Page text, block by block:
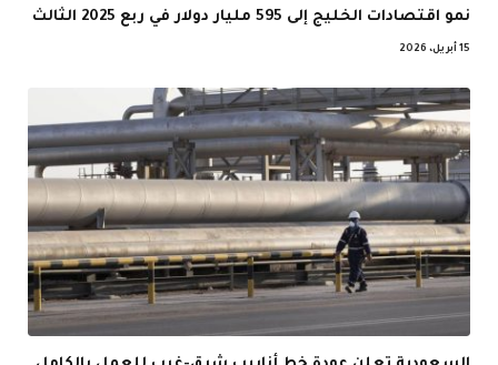
نمو اقتصادات الخليج إلى 595 مليار دولار في ربع 2025 الثالث
15 أبريل، 2026